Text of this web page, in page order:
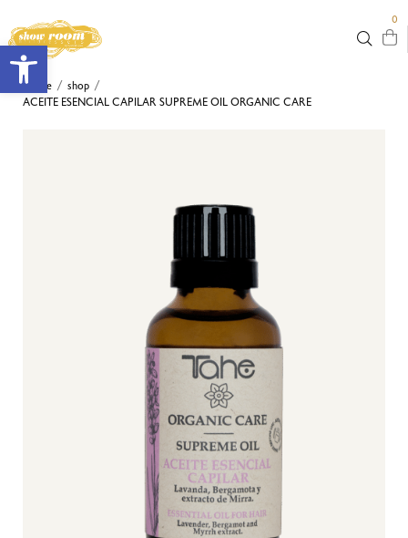
Abrir barra de herramientas
0
Home / shop /
ACEITE ESENCIAL CAPILAR SUPREME OIL ORGANIC CARE